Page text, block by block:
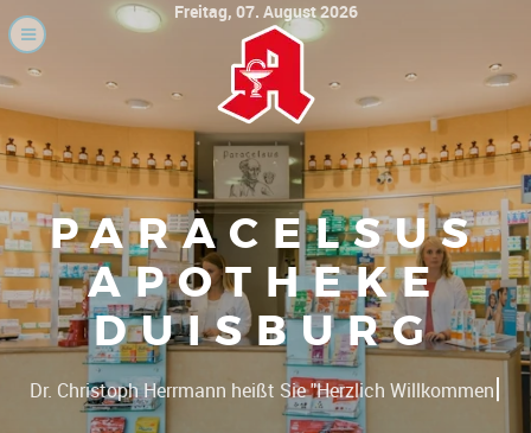
Freitag, 07. August 2026
PARACELSUS
APOTHEKE
DUISBURG
Dr. Christoph Her|